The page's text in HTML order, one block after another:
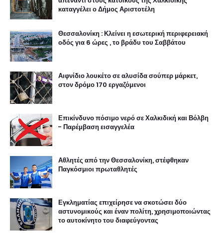
καταγγέλει ο Δήμος Αριστοτέλη
Θεσσαλονίκη : Κλείνει η εσωτερική περιφερειακή
οδός για 6 ώρες , το βράδυ του Σαββάτου
Αιφνίδιο λουκέτο σε αλυσίδα σούπερ μάρκετ,
στον δρόμο 170 εργαζόμενοι
Επικίνδυνο πόσιμο νερό σε Χαλκιδική και Βόλβη
- Παρέμβαση εισαγγελέα
Αθλητές από την Θεσσαλονίκη, στέφθηκαν
Παγκόσμιοι πρωταθλητές
Εγκληματίας επιχείρησε να σκοτώσει δύο
αστυνομικούς και έναν πολίτη, χρησιμοποιώντας
το αυτοκίνητο του διαφεύγοντας